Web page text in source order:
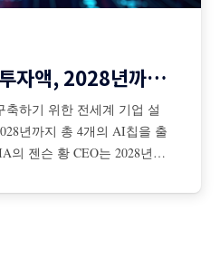
데이터센터 설비 투자액, 2028년까지 1조달러 돌파
축하기 위한 전세계 기업 설
년까지 총 4개의 AI칩을 출
의 젠슨 황 CEO는 2028년까
를 것이라고 전망 젠슨 황은